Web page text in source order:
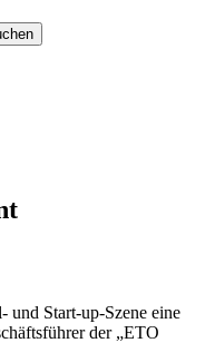
und Start-up-Szene eine
der „ETO